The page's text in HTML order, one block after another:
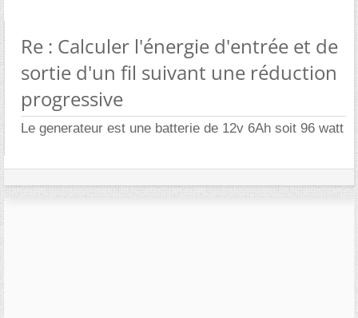
Re : Calculer l'énergie d'entrée et de
sortie d'un fil suivant une réduction
progressive
Le generateur est une batterie de 12v 6Ah soit 96 watt